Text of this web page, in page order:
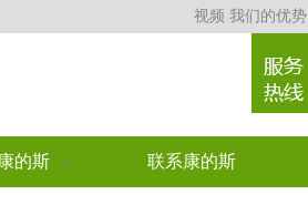
视频 我们的优势
的斯 联系康的斯